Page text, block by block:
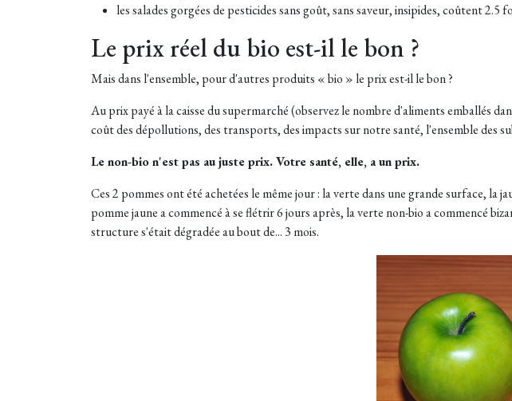
les salades gorgées de pesticides sans goût, sans saveur, insipides, coûtent 2.5
Le prix réel du bio est-il le bon ?
Mais dans l'ensemble, pour d'autres produits « bio » le prix est-il le bon ?
Au prix payé à la caisse du supermarché (observez le nombre d'aliments emballés
coût des dépollutions, des transports, des impacts sur notre santé, l'ensemble des
Le non-bio n'est pas au juste prix. Votre santé, elle, a un prix.
Ces 2 pommes ont été achetées le même jour : la verte dans une grande surface, la
pomme jaune a commencé à se flétrir 6 jours après, la verte non-bio a commencé
structure s'était dégradée au bout de... 3 mois.